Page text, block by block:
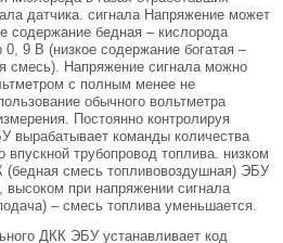
датчика. сигнала Напряжение может
содержание бедная – кислорода
9 В (низкое содержание богатая –
смесь). Напряжение сигнала можно
с полным менее не
обычного вольтметра
Постоянно контролируя
вырабатывает команды количества
впускной трубопровод топлива. низком
(бедная смесь топливовоздушная) ЭБУ
высоком при напряжении сигнала
– смесь топлива уменьшается.
ДКК ЭБУ устанавливает код